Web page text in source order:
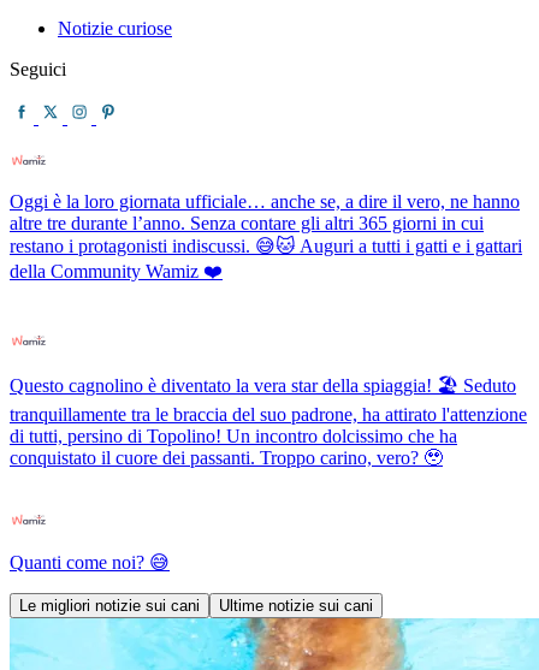
Notizie curiose
Seguici
Oggi è la loro giornata ufficiale… anche se, a dire il vero, ne hanno
altre tre durante l’anno. Senza contare gli altri 365 giorni in cui
restano i protagonisti indiscussi. 😅🐱 Auguri a tutti i gatti e i gattari
della Community Wamiz ❤️
Questo cagnolino è diventato la vera star della spiaggia! 🏖️ Seduto
tranquillamente tra le braccia del suo padrone, ha attirato l'attenzione
di tutti, persino di Topolino! Un incontro dolcissimo che ha
conquistato il cuore dei passanti. Troppo carino, vero? 🥹
Quanti come noi? 😅
Le migliori notizie sui cani Ultime notizie sui cani